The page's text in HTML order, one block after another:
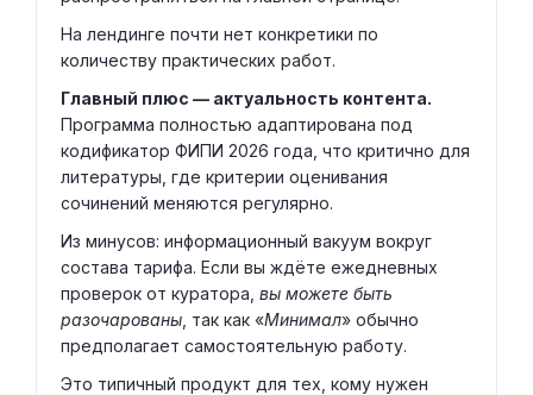
На лендинге почти нет конкретики по
количеству практических работ.
Главный плюс — актуальность контента.
Программа полностью адаптирована под
кодификатор ФИПИ 2026 года, что критично для
литературы, где критерии оценивания
сочинений меняются регулярно.
Из минусов: информационный вакуум вокруг
состава тарифа. Если вы ждёте ежедневных
проверок от куратора, вы можете быть
разочарованы , так как «Минимал» обычно
предполагает самостоятельную работу.
Это типичный продукт для тех, кому нужен